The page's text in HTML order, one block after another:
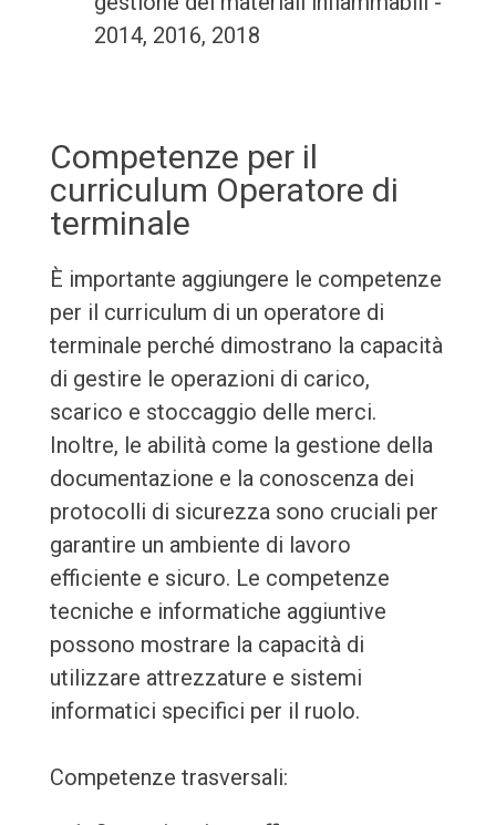
2014, 2016, 2018
Competenze per il
curriculum Operatore di
terminale
È importante aggiungere le competenze
per il curriculum di un operatore di
terminale perché dimostrano la capacità
di gestire le operazioni di carico,
scarico e stoccaggio delle merci.
Inoltre, le abilità come la gestione della
documentazione e la conoscenza dei
protocolli di sicurezza sono cruciali per
garantire un ambiente di lavoro
efficiente e sicuro. Le competenze
tecniche e informatiche aggiuntive
possono mostrare la capacità di
utilizzare attrezzature e sistemi
informatici specifici per il ruolo.
Competenze trasversali: